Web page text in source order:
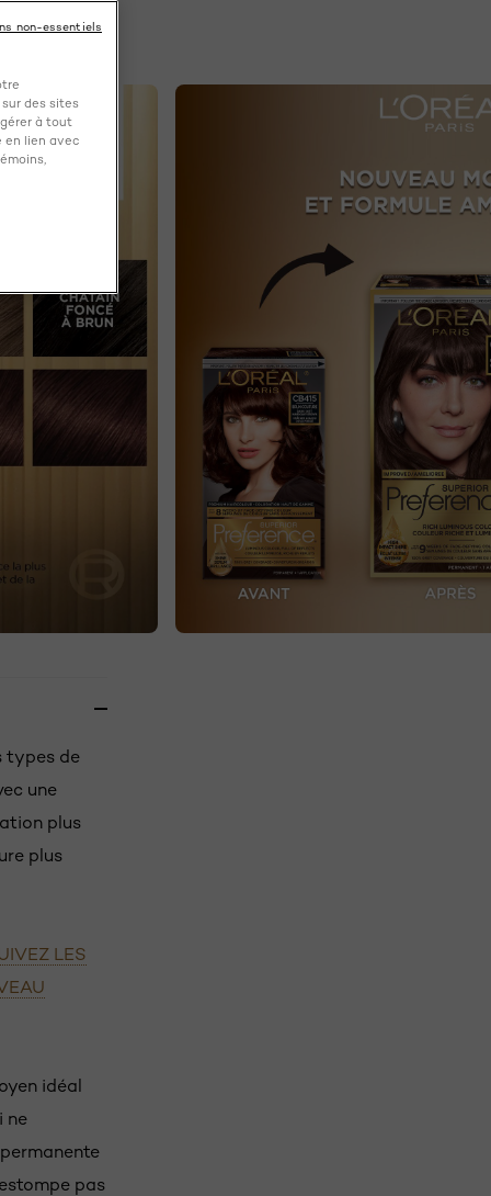
NEXT CARD
types de
une
plus
plus
LES
idéal
ne
pas
des sites
à tout
en lien avec
non-essentiels